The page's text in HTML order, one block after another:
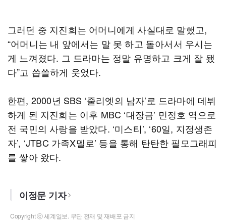
그러던 중 지진희는 어머니에게 사실대로 말했고,
“어머니는 내 앞에서는 말 못 하고 돌아서서 우시는
게 느껴졌다. 그 드라마는 정말 유명하고 크게 잘 됐
다”고 씁쓸하게 웃었다.
한편, 2000년 SBS ‘줄리엣의 남자’로 드라마에 데뷔
하게 된 지진희는 이후 MBC ‘대장금’ 민정호 역으로
전 국민의 사랑을 받았다. ‘미스티’, ‘60일, 지정생존
자’, ‘JTBC 가족X멜로’ 등을 통해 탄탄한 필모그래피
를 쌓아 왔다.
이정문 기자
Copyright ⓒ 세계일보. 무단 전재 및 재배포 금지